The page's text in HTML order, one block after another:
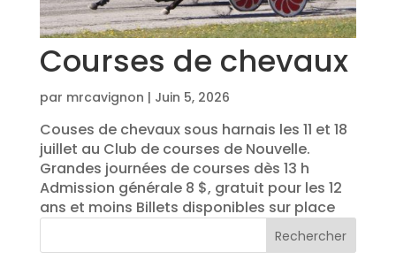
Courses de chevaux
par mrcavignon | Juin 5, 2026
Couses de chevaux sous harnais les 11 et 18
juillet au Club de courses de Nouvelle.
Grandes journées de courses dès 13 h
Admission générale 8 $, gratuit pour les 12
ans et moins Billets disponibles sur place
Rechercher